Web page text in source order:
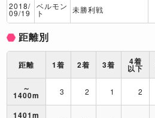
2018/
09/19
ベルモン
ト 未勝利戦
距離別
距離 1着 2着 3着 4着
以下
～
1400m 3 2 1 2
1401m